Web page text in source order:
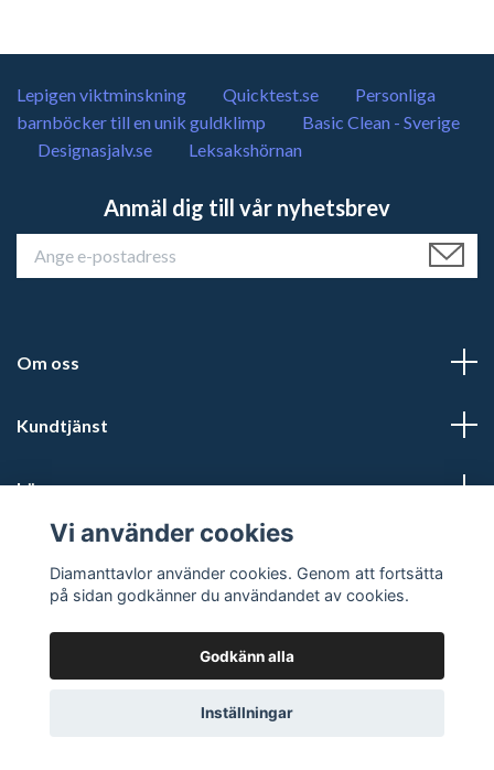
Lepigen viktminskning Quicktest.se
Personliga
barnböcker till en unik guldklimp
Basic Clean - Sverige
Designasjalv.se
Leksakshörnan
Anmäl dig till vår nyhetsbrev
Om oss
Kundtjänst
Läs mer
© 2026 Diamanttavlor
Vi använder cookies
Diamanttavlor använder cookies. Genom att fortsätta
på sidan godkänner du användandet av cookies.
Godkänn alla
Inställningar